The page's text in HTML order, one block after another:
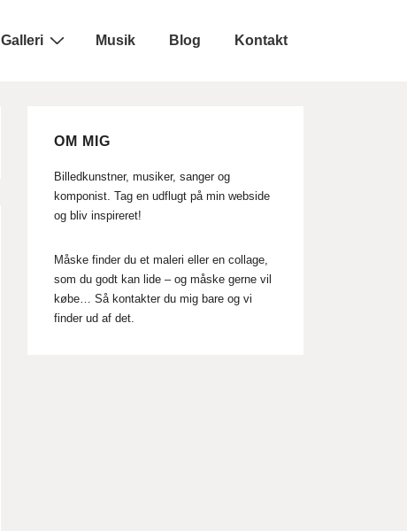
Galleri Musik Blog Kontakt
OM MIG
Billedkunstner, musiker, sanger og
komponist. Tag en udflugt på min webside
og bliv inspireret!
Måske finder du et maleri eller en collage,
som du godt kan lide – og måske gerne vil
købe… Så kontakter du mig bare og vi
finder ud af det.